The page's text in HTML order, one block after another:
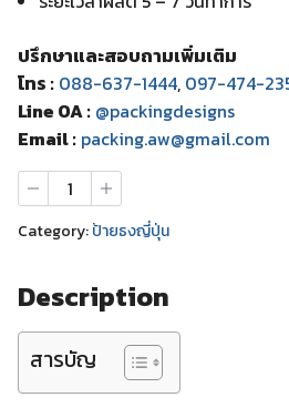
ปรึกษาและสอบถามเพิ่มเติม
โทร : 088-637-1444, 097-474-
Line OA : @packingdesigns
Email : packing.aw@gmail.com
ธง
ญี่ปุ่น
ร้าน
ขนม
quantity
Category:ป้ายธงญี่ปุ่น
Description
สารบัญ